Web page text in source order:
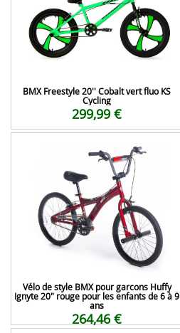
BMX Freestyle 20'' Cobalt vert fluo KS
Cycling
299,99 €
Vélo de style BMX pour garcons Huffy
Ignyte 20" rouge pour les enfants de 6 à 9
ans
264,46 €